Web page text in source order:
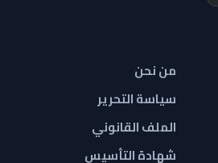
من نحن
سياسة التحرير
الملف القانوني
شهادة التأسيس